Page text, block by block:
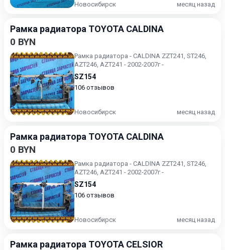
Новосибирск месяц назад
Рамка радиатора TOYOTA CALDINA
0 BYN
Рамка радиатора - CALDINA ZZT241, ST246,
AZT246, AZT241 - 2002-2007г -
SZ154
106 отзывов
Новосибирск месяц назад
Рамка радиатора TOYOTA CALDINA
0 BYN
Рамка радиатора - CALDINA ZZT241, ST246,
AZT246, AZT241 - 2002-2007г -
SZ154
106 отзывов
Новосибирск месяц назад
Рамка радиатора TOYOTA CELSIOR